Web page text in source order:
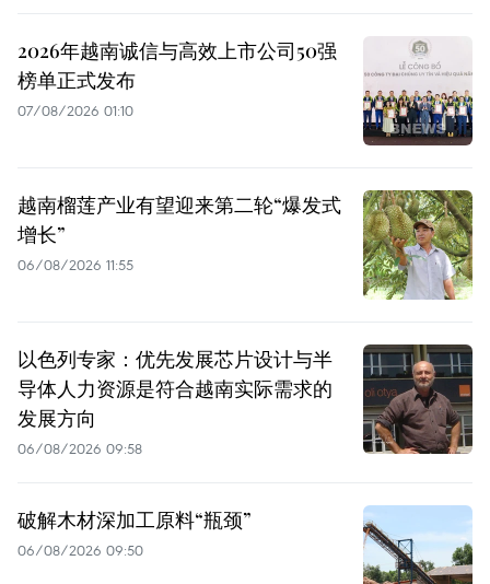
2026年越南诚信与高效上市公司50强
榜单正式发布
07/08/2026 01:10
越南榴莲产业有望迎来第二轮“爆发式
增长”
06/08/2026 11:55
以色列专家：优先发展芯片设计与半
导体人力资源是符合越南实际需求的
发展方向
06/08/2026 09:58
破解木材深加工原料“瓶颈”
06/08/2026 09:50